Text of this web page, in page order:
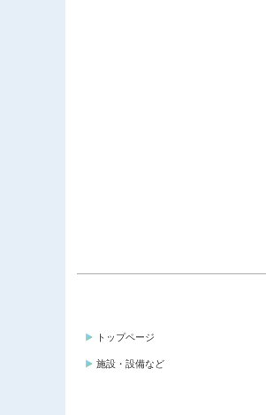
トップページ
施設・設備など